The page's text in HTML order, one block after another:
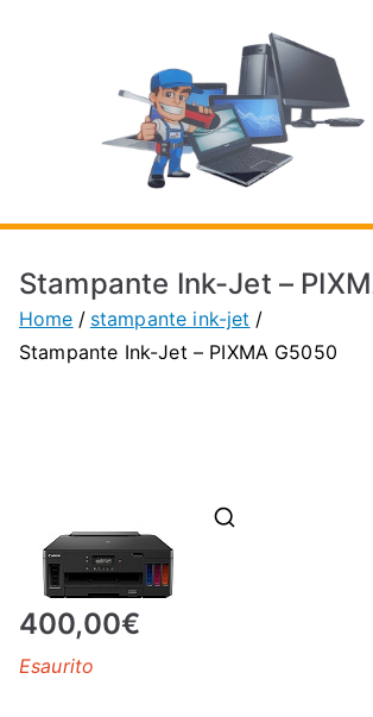
Stampante Ink-Jet –
Home
stampante ink-jet
Stampante Ink-Jet – PIXMA G5050
400,00€
Esaurito